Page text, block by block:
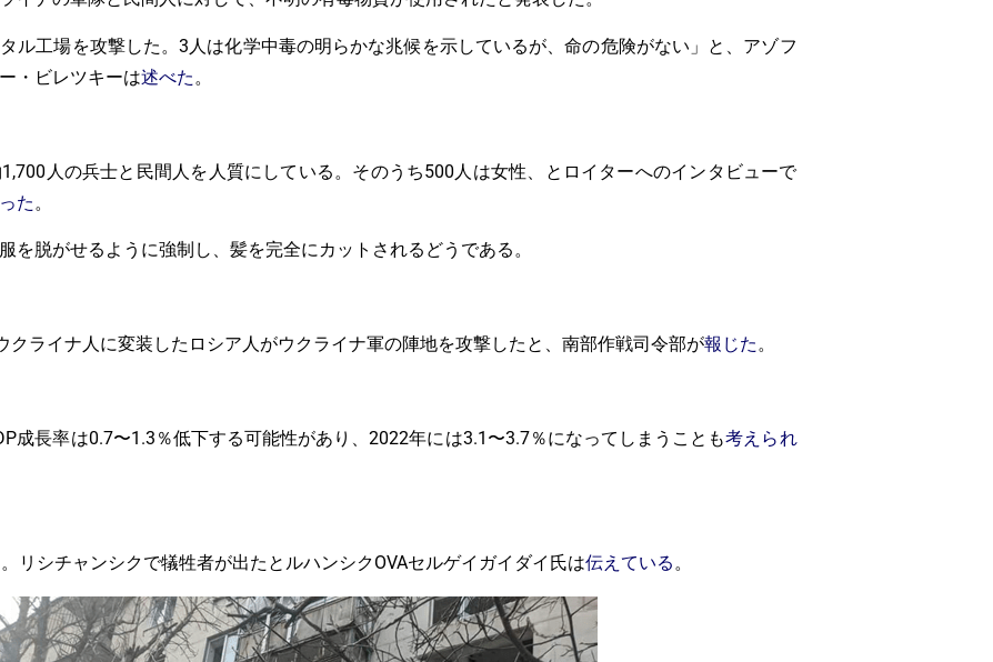
ル工場を攻撃した。3人は化学中毒の明らかな兆候を示しているが、命の危険がない」と、アゾフ
・ビレツキーは述べた 。
人の兵士と民間人を人質にしている。そのうち500人は女性、とロイターへのインタビューで
た 。
を脱がせるように強制し、髪を完全にカットされるどうである。
ライナ人に変装したロシア人がウクライナ軍の陣地を攻撃したと、南部作戦司令部が報じた 。
成長率は0.7〜1.3％低下する可能性があり、2022年には3.1〜3.7％になってしまうことも考えられ
リシチャンシクで犠牲者が出たとルハンシクOVAセルゲイガイダイ氏は伝えている。